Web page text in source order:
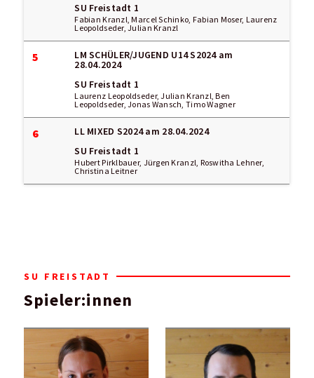
SU Freistadt 1
Fabian Kranzl, Marcel Schinko, Fabian Moser, Laurenz
Leopoldseder, Julian Kranzl
5 LM SCHÜLER/JUGEND U14 S2024am
28.04.2024
SU Freistadt 1
Laurenz Leopoldseder, Julian Kranzl, Ben
Leopoldseder, Jonas Wansch, Timo Wagner
6 LL MIXED S2024am 28.04.2024
SU Freistadt 1
Hubert Pirklbauer, Jürgen Kranzl, Roswitha Lehner,
Christina Leitner
SU FREISTADT
Spieler:innen